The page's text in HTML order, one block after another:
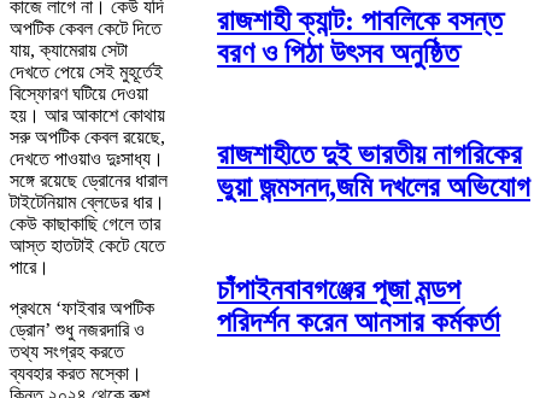
কাজে লাগে না। কেউ যদি
অপটিক কেবল কেটে দিতে
যায়, ক্যামেরায় সেটা
দেখতে পেয়ে সেই মুহূর্তেই
বিস্ফোরণ ঘটিয়ে দেওয়া
হয়। আর আকাশে কোথায়
সরু অপটিক কেবল রয়েছে,
দেখতে পাওয়াও দুঃসাধ্য।
সঙ্গে রয়েছে ড্রোনের ধারাল
টাইটেনিয়াম ব্লেডের ধার।
কেউ কাছাকাছি গেলে তার
আস্ত হাতটাই কেটে যেতে
পারে।
প্রথমে ‘ফাইবার অপটিক
ড্রোন’ শুধু নজরদারি ও
তথ্য সংগ্রহ করতে
ব্যবহার করত মস্কো।
রাজশাহী ক্যান্ট: পাবলিকে বসন্ত
বরণ ও পিঠা উৎসব অনুষ্ঠিত
রাজশাহীতে দুই ভারতীয় নাগরিকের
ভুয়া জন্মসনদ,জমি দখলের অভিযোগ
চাঁপাইনবাবগঞ্জের পূজা মন্ডপ
পরিদর্শন করেন আনসার কর্মকর্তা